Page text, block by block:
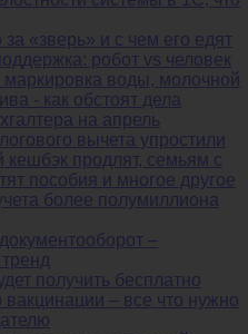
«зверь» и с чем его едят
робот vs человек
маркировка воды, молочной
- как обстоят дела
на апрель
вычета упростили
кешбэк продлят, семьям с
пособия и многое другое
более полумиллиона
–
получить бесплатно
вакцинации – все что нужно